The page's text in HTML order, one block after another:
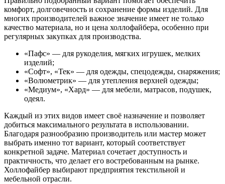
комфорт, долговечность и сохранение формы изделий. Для
многих производителей важное значение имеет не только
качество материала, но и цена холлофайбера, особенно при
регулярных закупках для производства.
«Пафс» — для рукоделия, мягких игрушек, мелких
изделий;
«Софт», «Тек» — для одежды, спецодежды, снаряжения;
«Волюметрик» — для утепления верхней одежды;
«Медиум», «Хард» — для мебели, матрасов, подушек,
одеял.
Каждый из этих видов имеет своё назначение и позволяет
добиться максимального результата в использовании.
Благодаря разнообразию производитель или мастер может
выбрать именно тот вариант, который соответствует
конкретной задаче. Материал сочетает доступность и
практичность, что делает его востребованным на рынке.
Холлофайбер выбирают предприятия текстильной и
мебельной отрасли.